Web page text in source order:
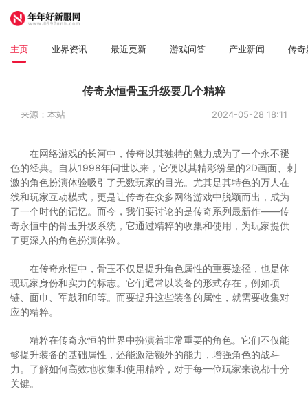
主页 业界资讯 最近更新 游戏问答 产业新闻 传奇
传奇永恒骨玉升级要几个精粹
来源：本站 2024-05-28 18:11
在网络游戏的长河中，传奇以其独特的魅力成为了一个永不褪
色的经典。自从1998年问世以来，它便以其精彩纷呈的2D画面、刺
激的角色扮演体验吸引了无数玩家的目光。尤其是其特色的万人在
线和玩家互动模式，更是让传奇在众多网络游戏中脱颖而出，成为
了一个时代的记忆。而今，我们要讨论的是传奇系列最新作——传
奇永恒中的骨玉升级系统，它通过精粹的收集和使用，为玩家提供
了更深入的角色扮演体验。
在传奇永恒中，骨玉不仅是提升角色属性的重要途径，也是体
现玩家身份和实力的标志。它们通常以装备的形式存在，例如项
链、面巾、军鼓和印等。而要提升这些装备的属性，就需要收集对
应的精粹。
精粹在传奇永恒的世界中扮演着非常重要的角色。它们不仅能
够提升装备的基础属性，还能激活额外的能力，增强角色的战斗
力。了解如何高效地收集和使用精粹，对于每一位玩家来说都十分
关键。